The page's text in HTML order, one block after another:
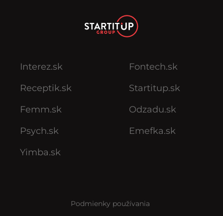
Interez.sk
Receptik.sk
Femm.sk
Psych.sk
Yimba.sk
Fontech.sk
Startitup.sk
Odzadu.sk
Emefka.sk
Podmienky používania